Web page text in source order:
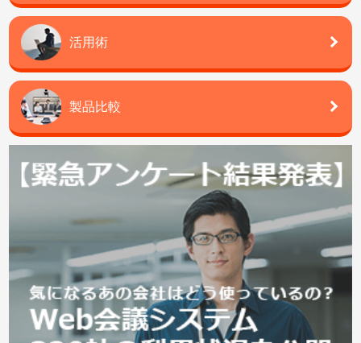
活用術
製品比較